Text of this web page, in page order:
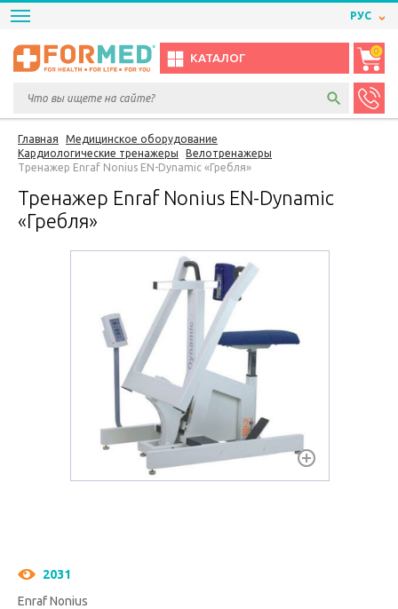
РУС
КАТАЛОГ
0
Главная
Медицинское оборудование
Кардиологические тренажеры
Велотренажеры
Тренажер Enraf Nonius EN-Dynamic «Гребля»
Тренажер Enraf Nonius EN-Dynamic
«Гребля»
2031
Enraf Nonius